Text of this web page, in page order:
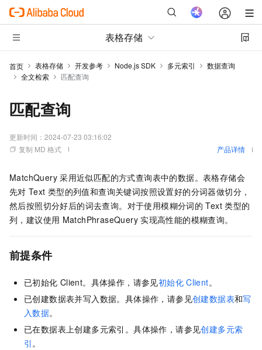
表格存储
首页 表格存储 开发参考 Node.js SDK 多元索引
数据查询
全文检索
匹配查询
匹配查询
更新时间： 2024-07-23 03:16:02
复制 MD 格式
产品详情
MatchQuery 采用近似匹配的方式查询表中的数据。表格存储会
先对 Text 类型的列值和查询关键词按照设置好的分词器做切分，
然后按照切分好后的词去查询。对于使用模糊分词的 Text 类型的
列，建议使用 MatchPhraseQuery 实现高性能的模糊查询。
前提条件
已初始化 Client。具体操作，请参见初始化 Client。
已创建数据表并写入数据。具体操作，请参见创建数据表和写
入数据。
已在数据表上创建多元索引。具体操作，请参见创建多元索
引 。